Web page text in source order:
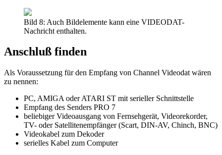
Bild 8: Auch Bildelemente kann eine VIDEODAT-
Nachricht enthalten.
Anschluß finden
Als Voraussetzung für den Empfang von Channel Videodat wären
zu nennen:
PC, AMIGA oder ATARI ST mit serieller Schnittstelle
Empfang des Senders PRO 7
beliebiger Videoausgang von Fernsehgerät, Videorekorder,
TV- oder Satellitenempfänger (Scart, DIN-AV, Chinch, BNC)
Videokabel zum Dekoder
serielles Kabel zum Computer